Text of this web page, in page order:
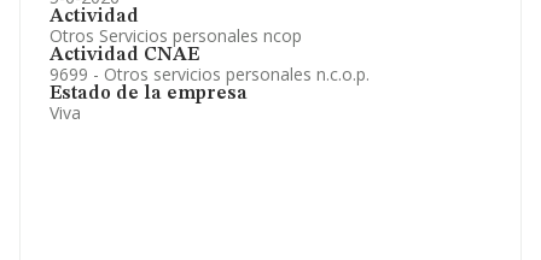
Actividad
Otros Servicios personales ncop
Actividad CNAE
9699 - Otros servicios personales n.c.o.p.
Estado de la empresa
Viva